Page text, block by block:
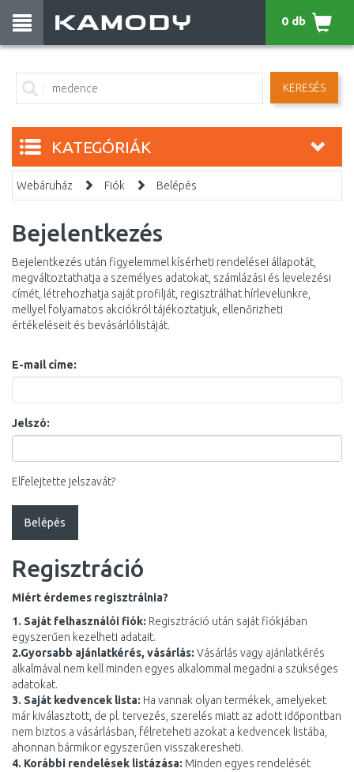
KERESÉS
0 db
KATEGÓRIÁK
Webáruház Fiók Belépés
Bejelentkezés
Bejelentkezés után figyelemmel kísérheti rendelései állapotát,
megváltoztathatja a személyes adatokat, számlázási és levelezési
címét, létrehozhatja saját profilját, regisztrálhat hírlevelünkre,
mellyel folyamatos akciókról tájékoztatjuk, ellenőrizheti
értékeléseit és bevásárlólistáját.
E-mail címe:
Jelszó:
Elfelejtette jelszavát?
Regisztráció
Miért érdemes regisztrálnia?
1. Saját felhasználói fiók: Regisztráció után saját fiókjában
egyszerűen kezelheti adatait.
2.Gyorsabb ajánlatkérés, vásárlás: Vásárlás vagy ajánlatkérés
alkalmával nem kell minden egyes alkalommal megadni a szükséges
adatokat.
3. Saját kedvencek lista: Ha vannak olyan termékek, amelyeket
már kiválasztott, de pl. tervezés, szerelés miatt az adott időpontban
nem biztos a vásárlásban, félreteheti azokat a kedvencek listába,
ahonnan bármikor egyszerűen visszakeresheti.
4. Korábbi rendelések listázása: Minden egyes rendelését